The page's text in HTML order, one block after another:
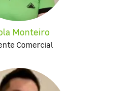
Monteiro
Comercial